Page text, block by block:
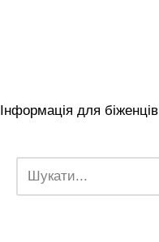
Iнформація для біженців